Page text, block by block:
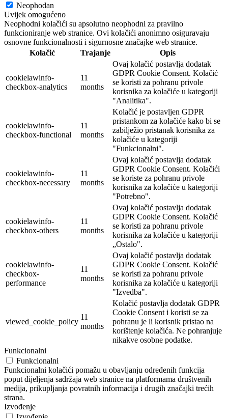
Neophodan
Uvijek omogućeno
Neophodni kolačići su apsolutno neophodni za pravilno
funkcioniranje web stranice. Ovi kolačići anonimno osiguravaju
osnovne funkcionalnosti i sigurnosne značajke web stranice.
Kolačić
Trajanje Opis
cookielawinfo-
checkbox-analytics
11
months
Ovaj kolačić postavlja dodatak
GDPR Cookie Consent. Kolačić
se koristi za pohranu privole
korisnika za kolačiće u kategoriji
"Analitika".
cookielawinfo-
checkbox-functional
11
months
Kolačić je postavljen GDPR
pristankom za kolačiće kako bi se
zabilježio pristanak korisnika za
kolačiće u kategoriji
"Funkcionalni".
cookielawinfo-
checkbox-necessary
11
months
Ovaj kolačić postavlja dodatak
GDPR Cookie Consent. Kolačići
se koriste za pohranu privole
korisnika za kolačiće u kategoriji
"Potrebno".
cookielawinfo-
checkbox-others
11
months
Ovaj kolačić postavlja dodatak
GDPR Cookie Consent. Kolačić
se koristi za pohranu privole
korisnika za kolačiće u kategoriji
„Ostalo".
cookielawinfo-
checkbox-
performance
11
months
Ovaj kolačić postavlja dodatak
GDPR Cookie Consent. Kolačić
se koristi za pohranu privole
korisnika za kolačiće u kategoriji
"Izvedba".
viewed_cookie_policy
11
months
Kolačić postavlja dodatak GDPR
Cookie Consent i koristi se za
pohranu je li korisnik pristao na
korištenje kolačića. Ne pohranjuje
nikakve osobne podatke.
Funkcionalni
Funkcionalni
Funkcionalni kolačići pomažu u obavljanju određenih funkcija
poput dijeljenja sadržaja web stranice na platformama društvenih
medija, prikupljanja povratnih informacija i drugih značajki trećih
strana.
Izvođenje